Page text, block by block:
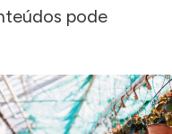
pode